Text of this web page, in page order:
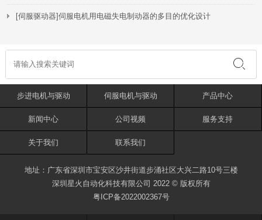
[伺服驱动器]伺服电机用电磁失电制动器的多目的优化设计
步进电机与驱动 伺服电机与驱动 产品中心
新闻中心 公司视频 服务支持
关于我们 联系我们
地址：广东省深圳市宝安区沙井街道步涌社区大兴二路10号三楼
深圳星火自动化科技有限公司 2022 © 版权所有
粤ICP备2022002367号